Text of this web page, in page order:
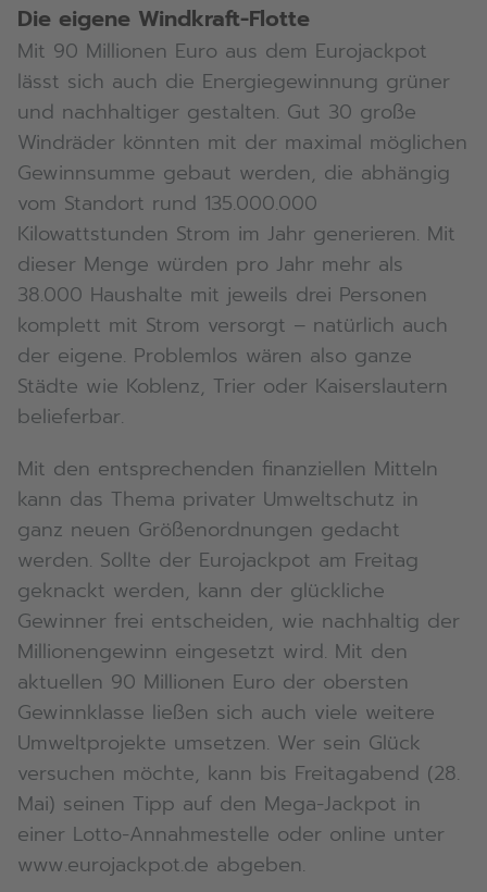
Die eigene Windkraft-Flotte
Mit 90 Millionen Euro aus dem Eurojackpot
lässt sich auch die Energiegewinnung grüner
und nachhaltiger gestalten. Gut 30 große
Windräder könnten mit der maximal möglichen
Gewinnsumme gebaut werden, die abhängig
vom Standort rund 135.000.000
Kilowattstunden Strom im Jahr generieren. Mit
dieser Menge würden pro Jahr mehr als
38.000 Haushalte mit jeweils drei Personen
komplett mit Strom versorgt – natürlich auch
der eigene. Problemlos wären also ganze
Städte wie Koblenz, Trier oder Kaiserslautern
belieferbar.
Mit den entsprechenden finanziellen Mitteln
kann das Thema privater Umweltschutz in
ganz neuen Größenordnungen gedacht
werden. Sollte der Eurojackpot am Freitag
geknackt werden, kann der glückliche
Gewinner frei entscheiden, wie nachhaltig der
Millionengewinn eingesetzt wird. Mit den
aktuellen 90 Millionen Euro der obersten
Gewinnklasse ließen sich auch viele weitere
Umweltprojekte umsetzen. Wer sein Glück
versuchen möchte, kann bis Freitagabend (28.
Mai) seinen Tipp auf den Mega-Jackpot in
einer Lotto-Annahmestelle oder online unter
www.eurojackpot.de abgeben.